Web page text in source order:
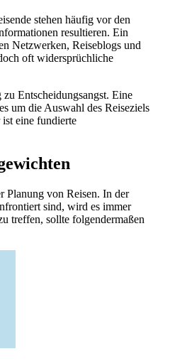
stehen häufig vor den
resultieren. Ein
Netzwerken, Reiseblogs und
oft widersprüchliche
Entscheidungsangst. Eine
um die Auswahl des Reiseziels
eine fundierte
Planung von Reisen. In der
sind, wird es immer
treffen, sollte folgendermaßen